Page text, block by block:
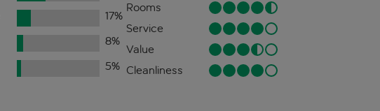
17%
8%
5%
Rooms
Service
Value
Cleanliness